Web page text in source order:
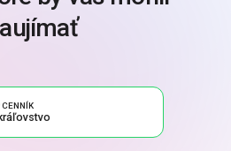
CENNÍK